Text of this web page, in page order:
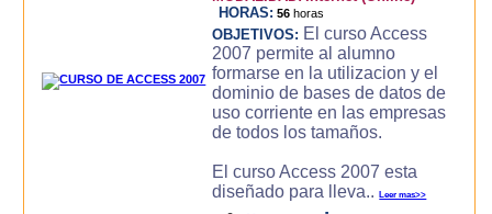
HORAS: 56 horas
OBJETIVOS: El curso Access
2007 permite al alumno
formarse en la utilizacion y el
dominio de bases de datos de
uso corriente en las empresas
de todos los tamaños.
El curso Access 2007 esta
diseñado para lleva..Leer mas>>